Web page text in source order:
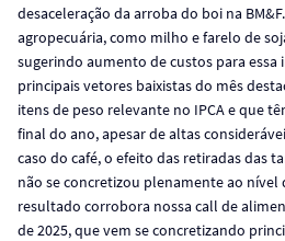
desaceleração da arroba do boi na
agropecuária, como milho e farelo de
sugerindo aumento de custos para essa
principais vetores baixistas do mês
itens de peso relevante no IPCA e que
final do ano, apesar de altas
caso do café, o efeito das retiradas das
não se concretizou plenamente ao nível
resultado corrobora nossa call de
de 2025, que vem se concretizando